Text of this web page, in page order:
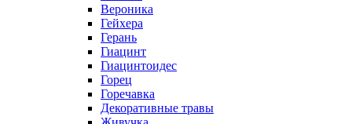
Вероника
Гейхера
Герань
Гиацинт
Гиацинтоидес
Горец
Горечавка
Декоративные травы